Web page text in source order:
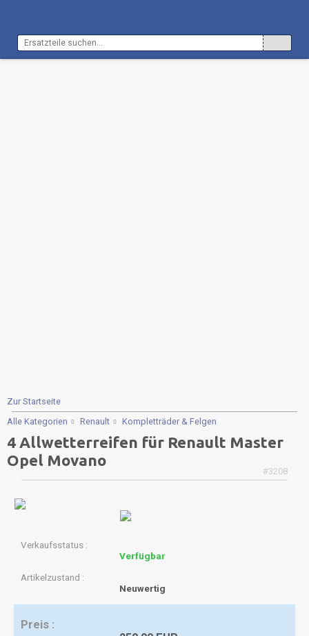
Zur Startseite
Alle Kategorien
Renault Kompletträder & Felgen
4 Allwetterreifen für Renault Master
Opel Movano
#3208
Verkaufsstatus
Verfügbar
Artikelzustand
Neuwertig
Preis